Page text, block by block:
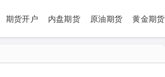
期货开户 内盘期货 原油期货 黄金期货